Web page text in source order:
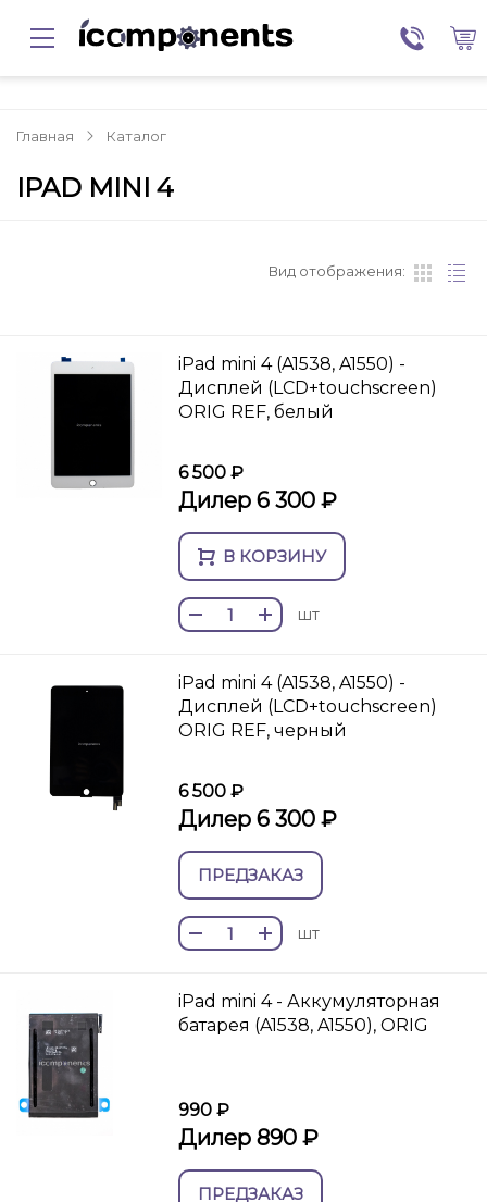
Главная Каталог
IPAD MINI 4
Вид отображения:
iPad mini 4 (A1538, A1550) -
Дисплей (LCD+touchscreen)
ORIG REF, белый
6 500 ₽
Дилер 6 300 ₽
В КОРЗИНУ
шт
iPad mini 4 (A1538, A1550) -
Дисплей (LCD+touchscreen)
ORIG REF, черный
6 500 ₽
Дилер 6 300 ₽
ПРЕДЗАКАЗ
шт
iPad mini 4 - Аккумуляторная
батарея (A1538, A1550), ORIG
990 ₽
Дилер 890 ₽
ПРЕДЗАКАЗ